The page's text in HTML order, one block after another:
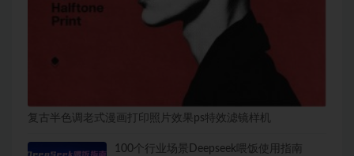
复古半色调老式漫画打印照片效果ps特效滤镜样机
100个行业场景Deepseek喂饭使用指南